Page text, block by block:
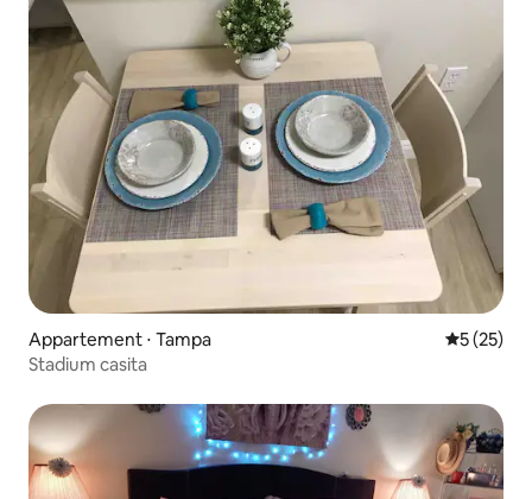
Appartement ⋅ Tampa
5 (25)
Stadium casita